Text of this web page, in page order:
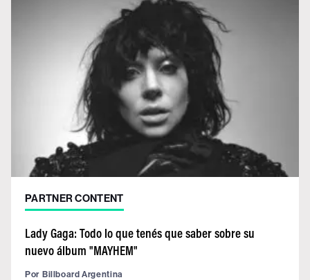
PARTNER CONTENT
Lady Gaga: Todo lo que tenés que saber sobre su
nuevo álbum "MAYHEM"
Por Billboard Argentina